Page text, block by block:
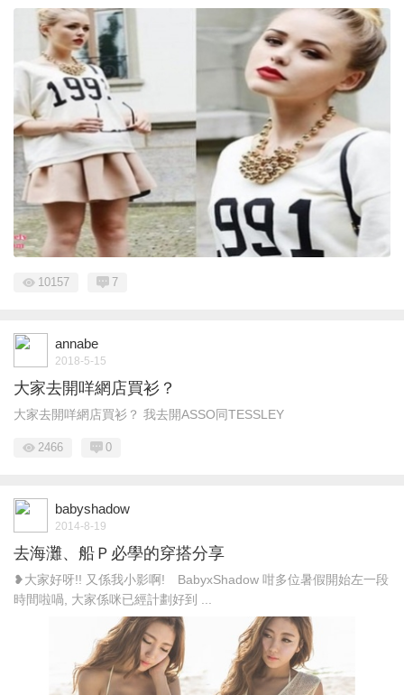
10157 7
annabe
2018-5-15
大家去開咩網店買衫？
大家去開咩網店買衫？ 我去開ASSO同TESSLEY
2466 0
babyshadow
2014-8-19
去海灘、船Ｐ必學的穿搭分享
❥大家好呀!! 又係我小影啊! BabyxShadow 咁多位暑假開始左一段
時間啦喎, 大家係咪已經計劃好到 ...